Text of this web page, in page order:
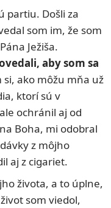
partiu. Došli za
som im, že som
Ježiša.
aby som sa
si, ako môžu mňa už
ktorí sú v
ochránil aj od
Boha, mi odobral
z môjho
aj z cigariet.
života, a to úplne,
som viedol,